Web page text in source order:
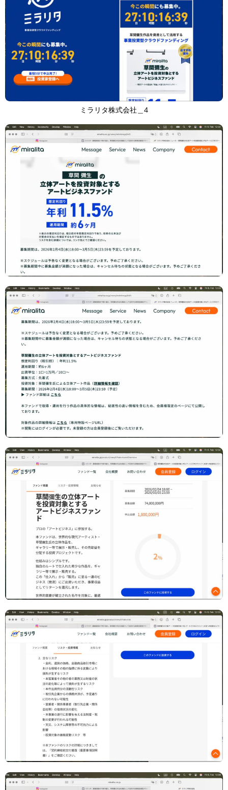
ミラリタ株式会社＿4